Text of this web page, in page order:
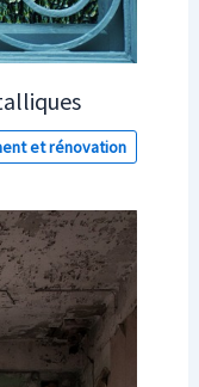
et rénovation